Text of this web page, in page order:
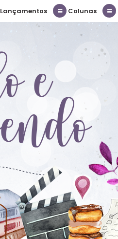
Lançamentos Colunas